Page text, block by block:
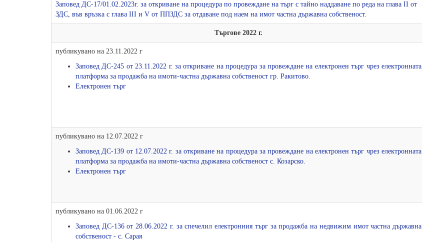
Заповед ДС-17/01.02.2023г. за откриване на процедура по провеждане на търг с тайно наддаване по реда на глава ІІ от
ЗДС, във връзка с глава ІІІ и V от ППЗДС за отдаване под наем на имот частна държавна собственост.
Търгове 2022 г.
публикувано на 23.11.2022 г
Заповед ДС-245 от 23.11.2022 г. за откриване на процедура за провеждане на електронен търг чрез електронната
платформа за продажба на имоти-частна държавна собственост гр. Ракитово.
Електронен търг
публикувано на 12.07.2022 г
Заповед ДС-139 от 12.07.2022 г. за откриване на процедура за провеждане на електронен търг чрез електронната
платформа за продажба на имоти-частна държавна собственост с. Козарско.
Електронен търг
публикувано на 01.06.2022 г
Заповед ДС-136 от 28.06.2022 г. за спечелил електронния търг за продажба на недвижим имот частна държавна
собственост - с. Сарая